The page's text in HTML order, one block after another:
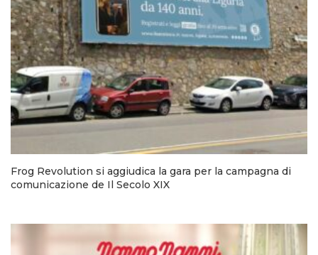
Frog Revolution si aggiudica la gara per la campagna di
comunicazione de Il Secolo XIX